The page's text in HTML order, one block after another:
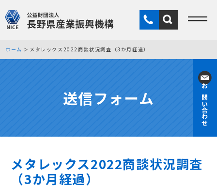
お問い合わせ
ホーム メタレックス2022商談状況調査（3か月経過）
送信フォーム
メタレックス2022商談状況調査
（3か月経過）